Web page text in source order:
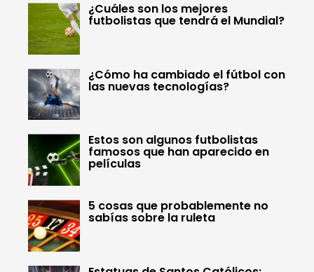
¿Cuáles son los mejores
futbolistas que tendrá el Mundial?
¿Cómo ha cambiado el fútbol con
las nuevas tecnologías?
Estos son algunos futbolistas
famosos que han aparecido en
películas
5 cosas que probablemente no
sabías sobre la ruleta